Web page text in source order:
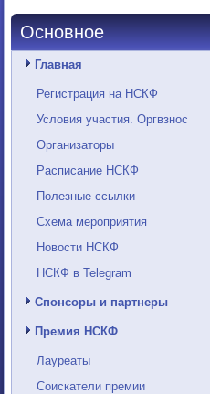
Основное
Главная
Регистрация на НСКФ
Условия участия. Оргвзнос
Организаторы
Расписание НСКФ
Полезные ссылки
Схема мероприятия
Новости НСКФ
НСКФ в Telegram
Спонсоры и партнеры
Премия НСКФ
Лауреаты
Соискатели премии